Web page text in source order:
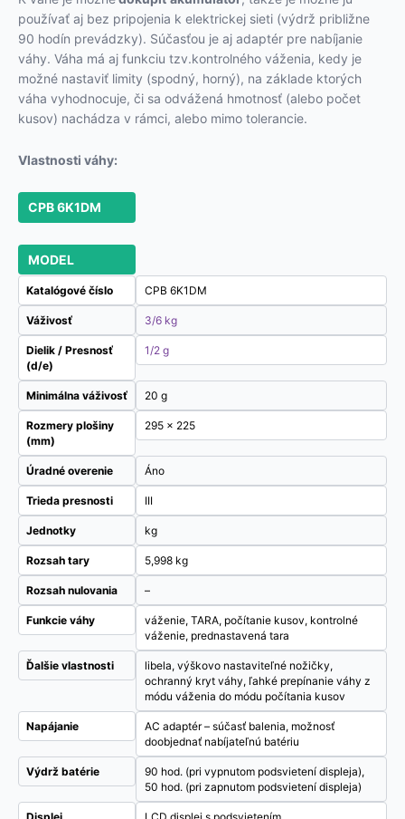
používať aj bez pripojenia k elektrickej sieti (výdrž približne
90 hodín prevádzky). Súčasťou je aj adaptér pre nabíjanie
váhy. Váha má aj funkciu tzv.kontrolného váženia, kedy je
možné nastaviť limity (spodný, horný), na základe ktorých
váha vyhodnocuje, či sa odvážená hmotnosť (alebo počet
kusov) nachádza v rámci, alebo mimo tolerancie.
Vlastnosti váhy:
CPB 6K1DM
MODEL
Katalógové číslo CPB 6K1DM
Váživosť 3/6 kg
Dielik / Presnosť
(d/e)
1/2 g
Minimálna váživosť 20 g
Rozmery plošiny
(mm)
295 x 225
Úradné overenie Áno
Trieda presnosti III
Jednotky kg
Rozsah tary 5,998 kg
Rozsah nulovania –
Funkcie váhy
váženie, TARA, počítanie kusov, kontrolné
váženie, prednastavená tara
Ďalšie vlastnosti
libela, výškovo nastaviteľné nožičky,
ochranný kryt váhy, ľahké prepínanie váhy z
módu váženia do módu počítania kusov
Napájanie
AC adaptér – súčasť balenia, možnosť
doobjednať nabíjateľnú batériu
Výdrž batérie
90 hod. (pri vypnutom podsvietení displeja),
50 hod. (pri zapnutom podsvietení displeja)